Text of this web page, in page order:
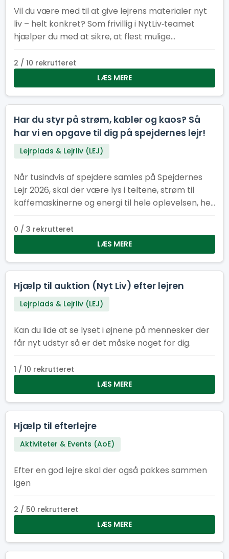
Vil du være med til at give lejrens materialer nyt
liv – helt konkret? Som frivillig i NytLiv‑teamet
hjælper du med at sikre, at flest mulige
genbrugt i stedet for kasseret.
2 / 10 rekrutteret
LÆS MERE
Har du styr på strøm, kabler og kaos? Så
har vi en opgave til dig på spejdernes lejr!
Lejrplads & Lejrliv (LEJ)
Når tusindvis af spejdere samles på Spejdernes
Lejr 2026, skal der være lys i teltene, strøm til
kaffemaskinerne og energi til hele oplevelsen, her
0 / 3 rekrutteret
LÆS MERE
Hjælp til auktion (Nyt Liv) efter lejren
Lejrplads & Lejrliv (LEJ)
Kan du lide at se lyset i øjnene på mennesker der
får nyt udstyr så er det måske noget for dig.
1 / 10 rekrutteret
LÆS MERE
Hjælp til efterlejre
Aktiviteter & Events (AoE)
Efter en god lejre skal der også pakkes sammen
igen
2 / 50 rekrutteret
LÆS MERE